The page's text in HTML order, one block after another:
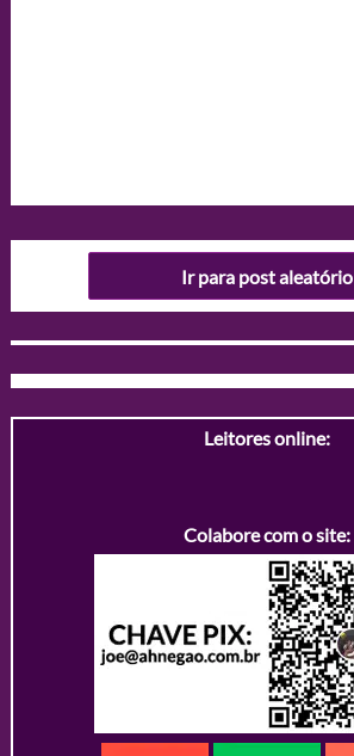
Ir para post aleatório
Leitores online:
Colabore com o site: